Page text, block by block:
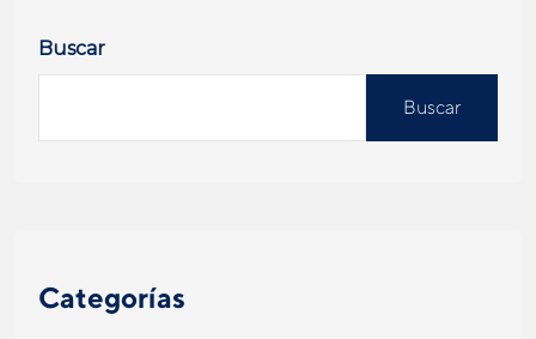
Buscar
Buscar
Categorías